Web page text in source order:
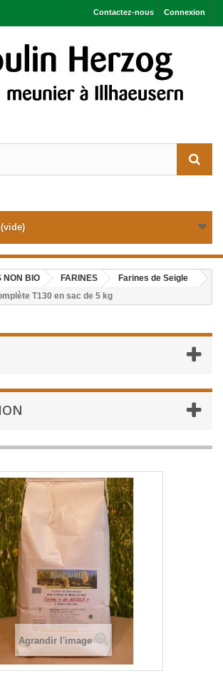
Connexion
Contactez-nous
(vide)
NON BIO FARINES
Farines de Seigle
T130 en sac de 5 kg
Agrandir l'image